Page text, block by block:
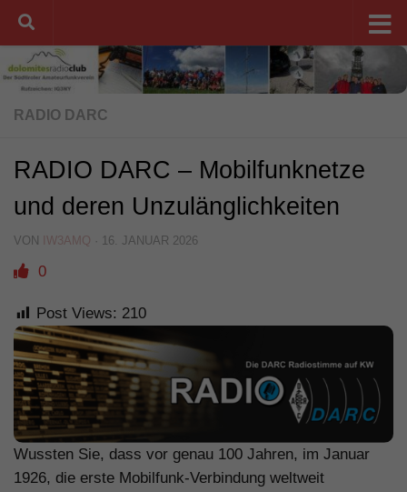
Unter dem Inhalt
RADIO DARC
RADIO DARC – Mobilfunknetze
und deren Unzulänglichkeiten
VON IW3AMQ · 16. JANUAR 2026
0
Post Views: 210
Wussten Sie, dass vor genau 100 Jahren, im Januar
1926, die erste Mobilfunk-Verbindung weltweit